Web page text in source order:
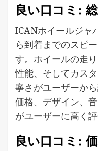
良い口コミ:
ICANホイールジャ
ら到着までのスピ
す。ホイールの走
性能、そしてカス
寧さがユーザーか
価格、デザイン、
がユーザーに高く
良い口コミ: